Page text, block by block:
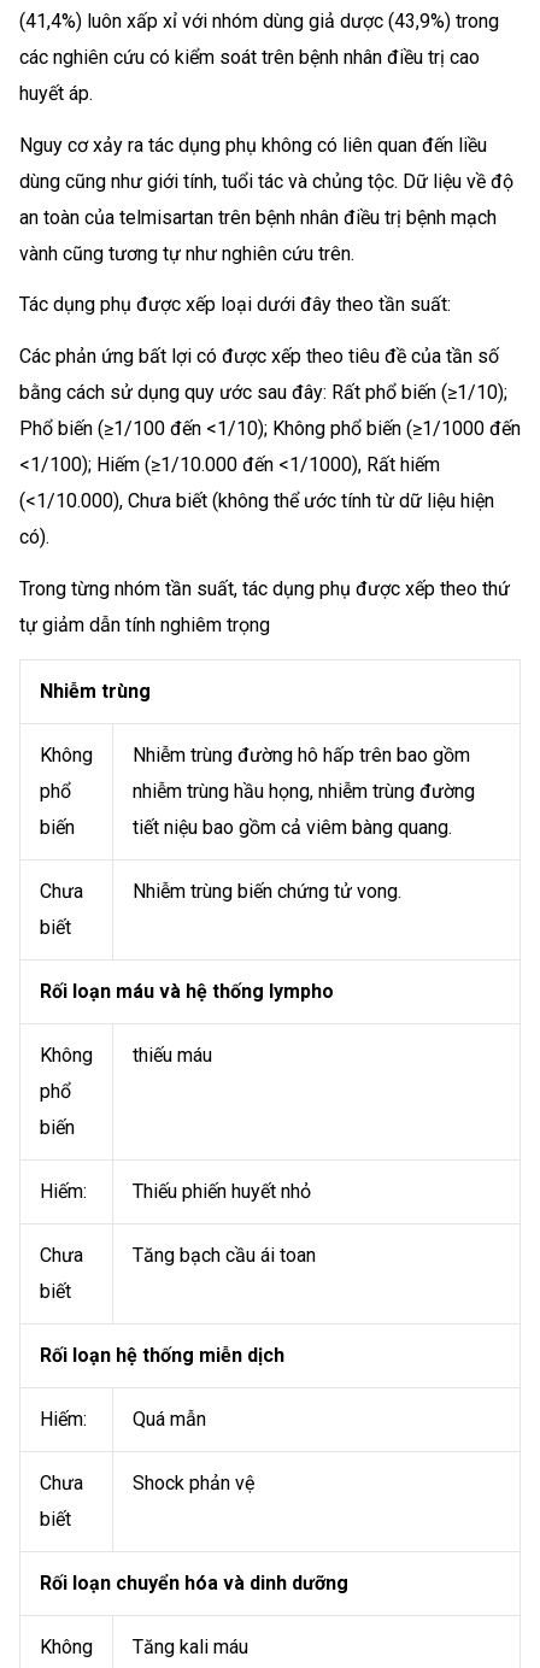
(41,4%) luôn xấp xỉ với nhóm dùng giả dược (43,9%) trong
các nghiên cứu có kiểm soát trên bệnh nhân điều trị cao
huyết áp.
Nguy cơ xảy ra tác dụng phụ không có liên quan đến liều
dùng cũng như giới tính, tuổi tác và chủng tộc. Dữ liệu về độ
an toàn của telmisartan trên bệnh nhân điều trị bệnh mạch
vành cũng tương tự như nghiên cứu trên.
Tác dụng phụ được xếp loại dưới đây theo tần suất:
Các phản ứng bất lợi có được xếp theo tiêu đề của tần số
bằng cách sử dụng quy ước sau đây: Rất phổ biến (≥1/10);
Phổ biến (≥1/100 đến <1/10); Không phổ biến (≥1/1000 đến
<1/100); Hiếm (≥1/10.000 đến <1/1000), Rất hiếm
(<1/10.000), Chưa biết (không thể ước tính từ dữ liệu hiện
có).
Trong từng nhóm tần suất, tác dụng phụ được xếp theo thứ
tự giảm dẫn tính nghiêm trọng
Nhiễm trùng
Không
phổ
biến
Nhiễm trùng đường hô hấp trên bao gồm
nhiễm trùng hầu họng, nhiễm trùng đường
tiết niệu bao gồm cả viêm bàng quang.
Chưa
biết
Nhiễm trùng biến chứng tử vong.
Rối loạn máu và hệ thống lympho
Không
phổ
biến
thiếu máu
Hiếm: Thiếu phiến huyết nhỏ
Chưa
biết
Tăng bạch cầu ái toan
Rối loạn hệ thống miễn dịch
Hiếm: Quá mẫn
Chưa
biết
Shock phản vệ
Rối loạn chuyển hóa và dinh dưỡng
Không
Tăng kali máu